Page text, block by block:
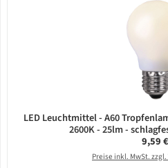
LED Leuchtmittel - A60
2600K - 25lm -
9,59 €
Preise inkl. MwSt.